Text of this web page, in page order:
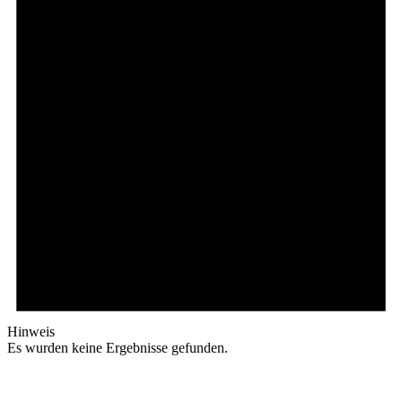
Hinweis
Es wurden keine Ergebnisse gefunden.